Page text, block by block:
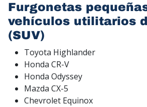
Furgonetas
vehículos utilitarios
(SUV)
Toyota Highlander
Honda CR-V
Honda Odyssey
Mazda CX-5
Chevrolet Equinox